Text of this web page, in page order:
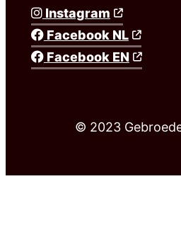
Instagram
Facebook NL
Facebook EN
© 2023